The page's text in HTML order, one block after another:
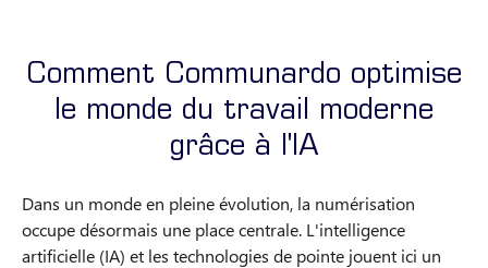
Comment Communardo optimise
le monde du travail moderne
grâce à l'IA
Dans un monde en pleine évolution, la numérisation
occupe désormais une place centrale. L'intelligence
artificielle (IA) et les technologies de pointe jouent ici un